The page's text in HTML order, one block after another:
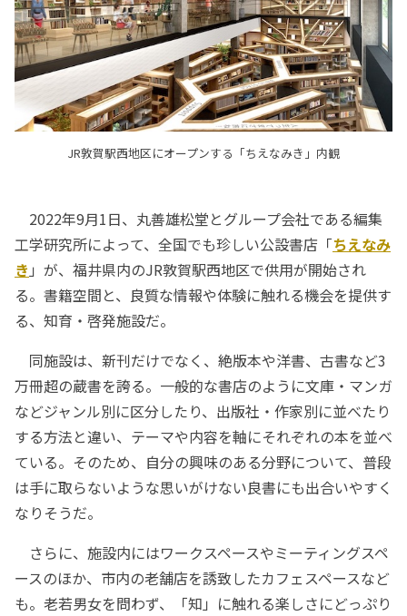
JR敦賀駅西地区にオープンする「ちえなみき」内観
2022年9月1日、丸善雄松堂とグループ会社である編集
工学研究所によって、全国でも珍しい公設書店「ちえなみ
き 」が、福井県内のJR敦賀駅西地区で供用が開始され
る。書籍空間と、良質な情報や体験に触れる機会を提供す
る、知育・啓発施設だ。
同施設は、新刊だけでなく、絶版本や洋書、古書など3
万冊超の蔵書を誇る。一般的な書店のように文庫・マンガ
などジャンル別に区分したり、出版社・作家別に並べたり
する方法と違い、テーマや内容を軸にそれぞれの本を並べ
ている。そのため、自分の興味のある分野について、普段
は手に取らないような思いがけない良書にも出合いやすく
なりそうだ。
さらに、施設内にはワークスペースやミーティングスペ
ースのほか、市内の老舗店を誘致したカフェスペースなど
も。老若男女を問わず、「知」に触れる楽しさにどっぷり